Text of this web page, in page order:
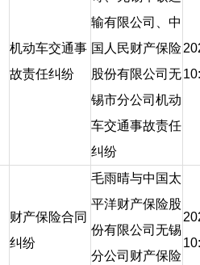
机动车交通事
故责任纠纷
输有限公司、中
国人民财产保险
股份有限公司无
锡市分公司机动
车交通事故责任
纠纷
财产保险合同
纠纷
毛雨晴与中国太
平洋财产保险股
份有限公司无锡
分公司财产保险